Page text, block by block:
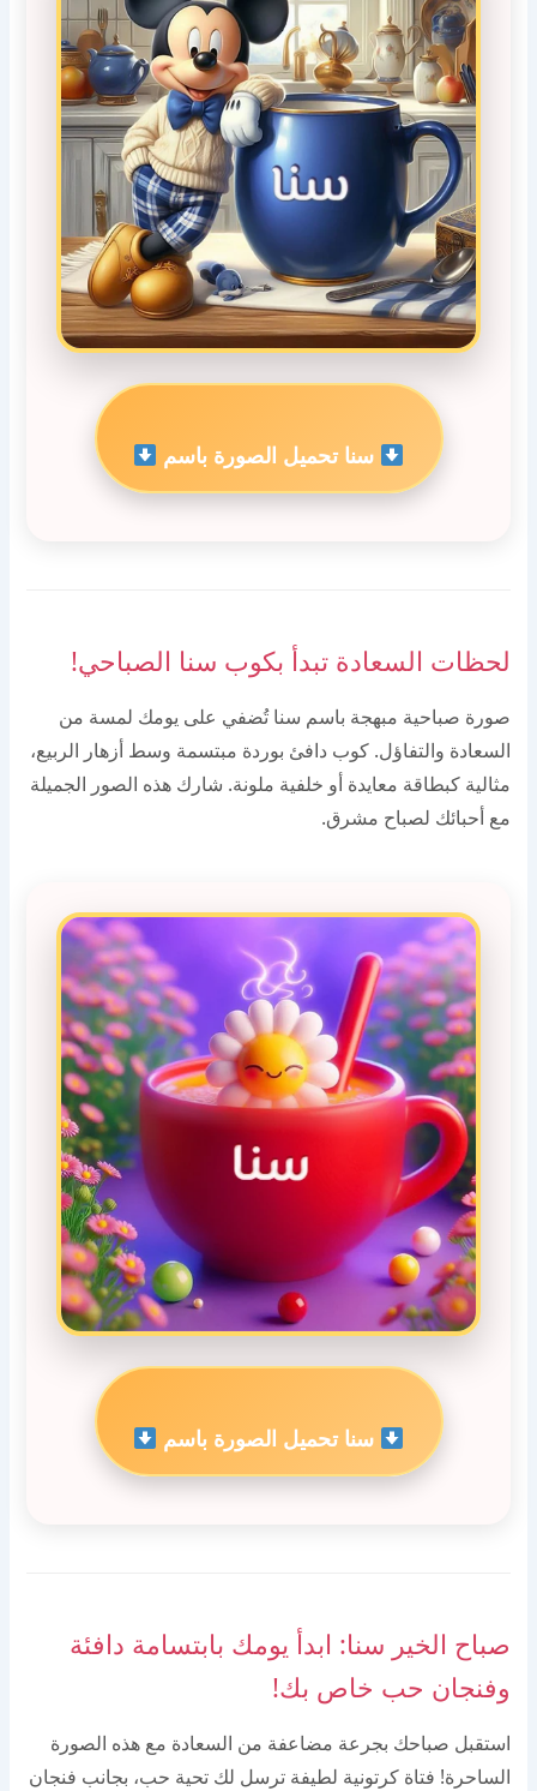
سنا تحميل الصورة باسم
لحظات السعادة تبدأ بكوب سنا الصباحي!
صورة صباحية مبهجة باسم سنا تُضفي على يومك لمسة من
السعادة والتفاؤل. كوب دافئ بوردة مبتسمة وسط أزهار الربيع،
مثالية كبطاقة معايدة أو خلفية ملونة. شارك هذه الصور الجميلة
مع أحبائك لصباح مشرق.
سنا تحميل الصورة باسم
صباح الخير سنا: ابدأ يومك بابتسامة دافئة
وفنجان حب خاص بك!
استقبل صباحك بجرعة مضاعفة من السعادة مع هذه الصورة
الساحرة! فتاة كرتونية لطيفة ترسل لك تحية حب، بجانب فنجان